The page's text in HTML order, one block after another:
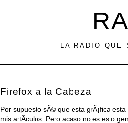
LA RADIO QUE
Firefox a la Cabeza
Por supuesto sÃ© que esta grÃ¡fica
mis artÃ­culos. Pero acaso no es esto